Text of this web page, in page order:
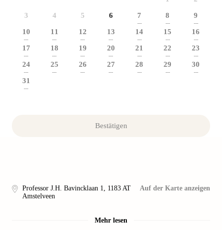
3 4 5 6 7
---
8
---
9
---
10
---
11
---
12
---
13
---
14
---
15
---
16
---
17
---
18
---
19
---
20
---
21
---
22
---
23
---
24
---
25
---
26
---
27
---
28
---
29
---
30
---
31
---
Bestätigen
Professor J.H. Bavincklaan 1, 1183 AT
Amstelveen
Auf der Karte anzeigen
Mehr lesen